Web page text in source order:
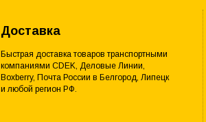
Доставка
Быстрая доставка товаров транспортными
компаниями CDEK, Деловые Линии,
Boxberry, Почта России в Белгород, Липецк
и любой регион РФ.